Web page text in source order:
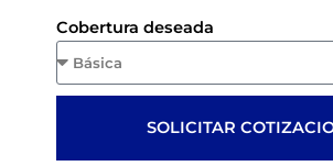
Cobertura deseada
SOLICITAR